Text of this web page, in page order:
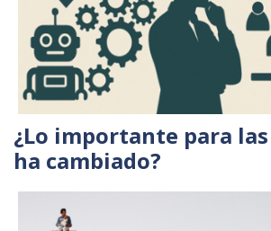
¿Lo importante para
ha cambiado?